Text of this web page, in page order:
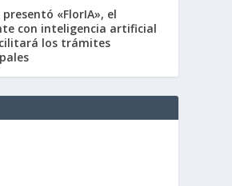
«FlorIA», el
con inteligencia artificial
los trámites